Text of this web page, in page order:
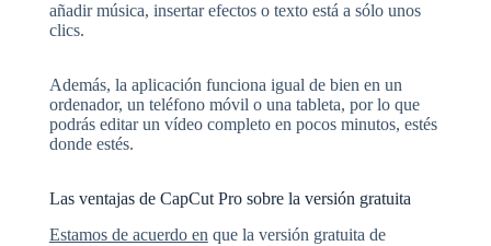
añadir música, insertar efectos o texto está a sólo unos
clics.
Además, la aplicación funciona igual de bien en un
ordenador, un teléfono móvil o una tableta, por lo que
podrás editar un vídeo completo en pocos minutos, estés
donde estés.
Las ventajas de CapCut Pro sobre la versión gratuita
Estamos de acuerdo en que la versión gratuita de